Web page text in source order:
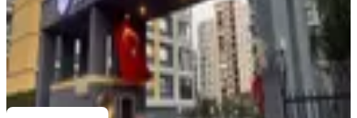
İZ - art GAYRİMENKULOnur G
Ara